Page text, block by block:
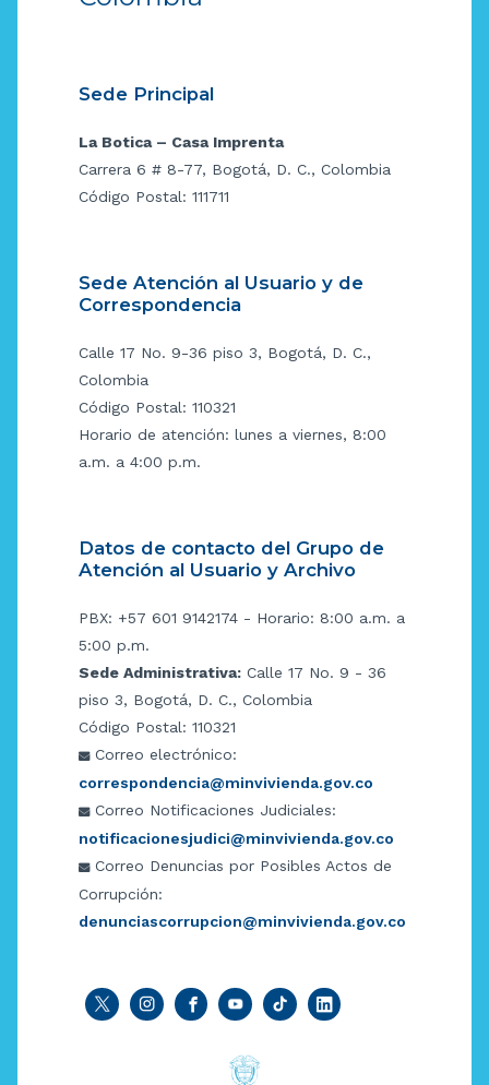
Sede Principal
La Botica – Casa Imprenta
Carrera 6 # 8-77, Bogotá, D. C., Colombia
Código Postal: 111711
Sede Atención al Usuario y de
Correspondencia
Calle 17 No. 9-36 piso 3, Bogotá, D. C.,
Colombia
Código Postal: 110321
Horario de atención: lunes a viernes, 8:00
a.m. a 4:00 p.m.
Datos de contacto del Grupo de
Atención al Usuario y Archivo
PBX: +57 601 9142174 - Horario: 8:00 a.m. a
5:00 p.m.
Sede Administrativa: Calle 17 No. 9 - 36
piso 3, Bogotá, D. C., Colombia
Código Postal: 110321
Correo electrónico:
correspondencia@minvivienda.gov.co
Correo Notificaciones Judiciales:
notificacionesjudici@minvivienda.gov.co
Correo Denuncias por Posibles Actos de
Corrupción:
denunciascorrupcion@minvivienda.gov.co